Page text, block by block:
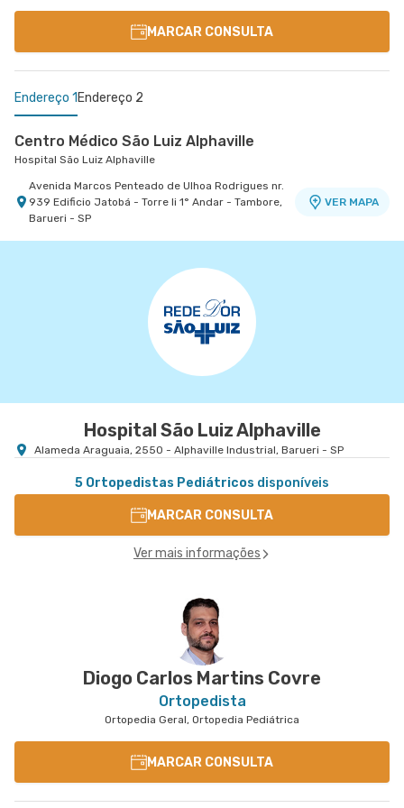
MARCAR CONSULTA
Endereço 1 Endereço 2
Centro Médico São Luiz Alphaville
Hospital São Luiz Alphaville
Avenida Marcos Penteado de Ulhoa Rodrigues nr.
939 Edificio Jatobá - Torre Ii 1° Andar - Tambore,
Barueri - SP
VER MAPA
Centro Médico São Luiz Anália Franco - Unidade
Hospital e Maternidade São Luiz Anália Franco
Rua Antonio Camardo nr. 856 - Tatuape, Sao
Hospital São Luiz Alphaville
Alameda Araguaia, 2550 - Alphaville Industrial, Barueri - SP
5 Ortopedistas Pediátricos disponíveis
MARCAR CONSULTA
Ver mais informações
Diogo Carlos Martins Covre
Ortopedista
Ortopedia Geral, Ortopedia Pediátrica
MARCAR CONSULTA